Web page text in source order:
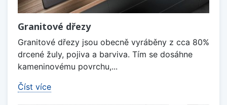
Granitové dřezy
Granitové dřezy jsou obecně vyráběny z cca 80%
drcené žuly, pojiva a barviva. Tím se dosáhne
kameninovému povrchu,...
Číst více